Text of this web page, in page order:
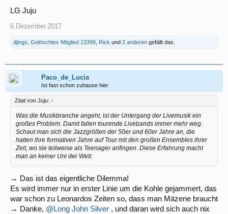
LG Juju
6.Dezember.2017
djings Gelöschtes Mitglied 13399 Rick und 2 anderen gefällt das.
Paco_de_Lucia
Ist fast schon zuhause hier
Zitat von Juju: ↑
Was die Musikbranche angeht, ist der Untergang der Livemusik ein
großes Problem. Damit fallen tourende Livebands immer mehr weg.
Schaut man sich die Jazzgrößen der 50er und 60er Jahre an, die
hatten ihre formativen Jahre auf Tour mit den großen Ensembles ihrer
Zeit, wo sie teilweise als Teenager anfingen. Diese Erfahrung macht
man an keiner Uni der Welt.
→ Das ist das eigentliche Dilemma!
Es wird immer nur in erster Linie um die Kohle gejammert, das
war schon zu Leonardos Zeiten so, dass man Mäzene braucht
→ Danke, @Long John Silver , und daran wird sich auch nix